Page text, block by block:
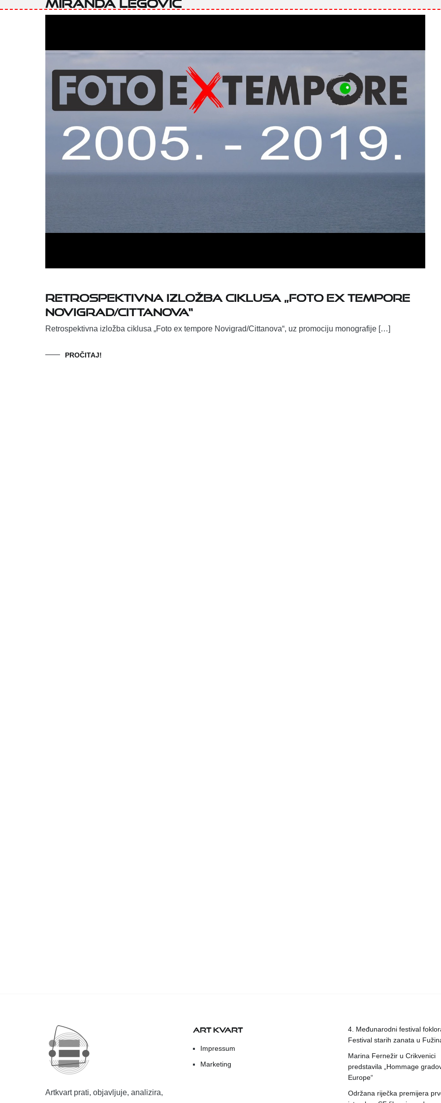
Retrospektivna izložba ciklusa „Foto ex tempore
Novigrad/Cittanova“
Retrospektivna izložba ciklusa „Foto ex tempore Novigrad/Cittanova“, uz promociju monografije […]
PROČITAJ!
Artkvart prati, objavljuje, analizira,
ART KVART
Impressum
Marketing
4. Međunarodni festival
Festival starih zanata u
Marina Fernežir u Crikvenici
predstavila „Hommage
Europe“
Održana riječka premijera